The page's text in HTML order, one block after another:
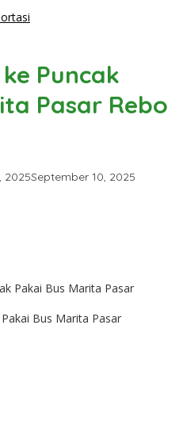
Puncak
Bus
Cianjur
Puncak
Pasar Rebo
2025September 10, 2025
Bus Marita Pasar